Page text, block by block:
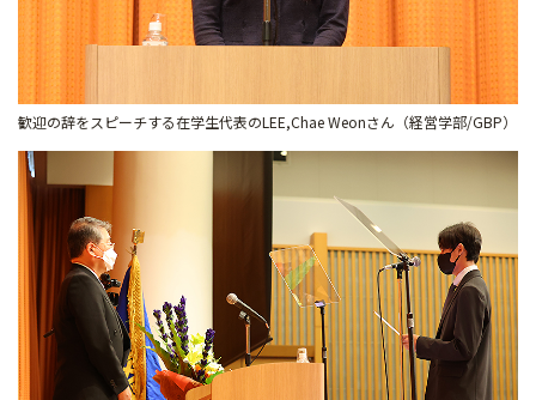
歓迎の辞をスピーチする在学生代表のLEE,Chae Weonさん（経営学部/GBP）